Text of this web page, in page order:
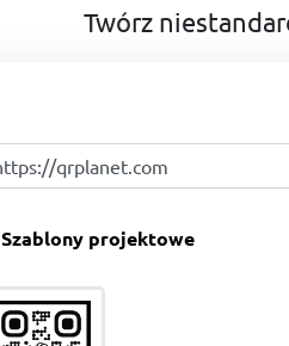
Twórz
Szablony projektowe